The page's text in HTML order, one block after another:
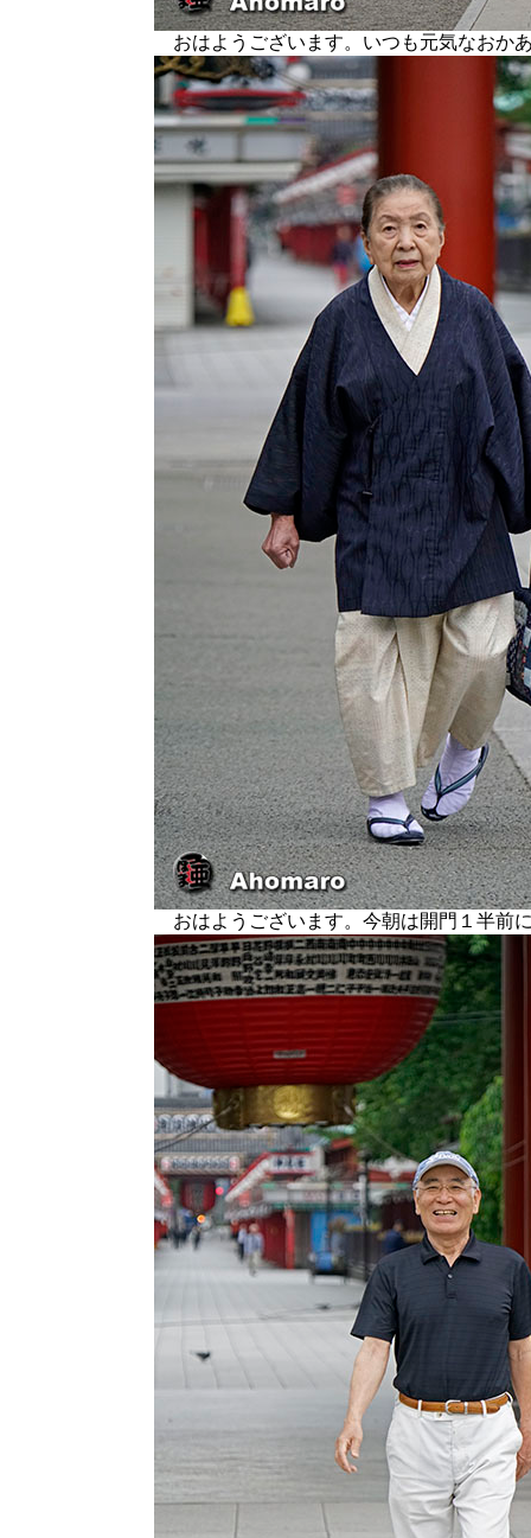
おはようございます。いつも元気なお
おはようございます。今朝は開門１半前